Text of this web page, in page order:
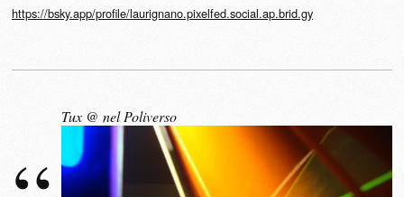
https://bsky.app/profile/laurignano.pixelfed.social.ap.brid.gy
Tux @ nel Poliverso